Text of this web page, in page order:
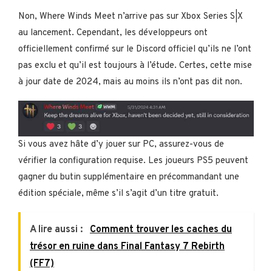
Non, Where Winds Meet n’arrive pas sur Xbox Series S|X
au lancement. Cependant, les développeurs ont
officiellement confirmé sur le Discord officiel qu’ils ne l’ont
pas exclu et qu’il est toujours à l’étude. Certes, cette mise
à jour date de 2024, mais au moins ils n’ont pas dit non.
Si vous avez hâte d’y jouer sur PC, assurez-vous de
vérifier la configuration requise. Les joueurs PS5 peuvent
gagner du butin supplémentaire en précommandant une
édition spéciale, même s’il s’agit d’un titre gratuit.
A lire aussi : Comment trouver les caches du
trésor en ruine dans Final Fantasy 7 Rebirth
(FF7)